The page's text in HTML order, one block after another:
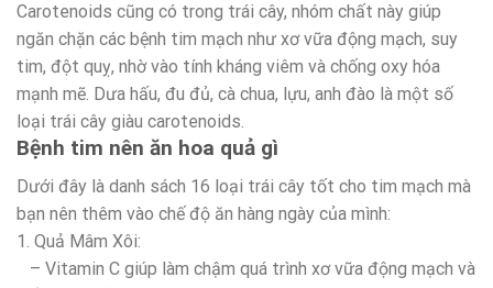
Carotenoids cũng có trong trái cây, nhóm chất này giúp
ngăn chặn các bệnh tim mạch như xơ vữa động mạch, suy
tim, đột quỵ, nhờ vào tính kháng viêm và chống oxy hóa
mạnh mẽ. Dưa hấu, đu đủ, cà chua, lựu, anh đào là một số
loại trái cây giàu carotenoids.
Bệnh tim nên ăn hoa quả gì
Dưới đây là danh sách 16 loại trái cây tốt cho tim mạch mà
bạn nên thêm vào chế độ ăn hàng ngày của mình:
1. Quả Mâm Xôi:
– Vitamin C giúp làm chậm quá trình xơ vữa động mạch và